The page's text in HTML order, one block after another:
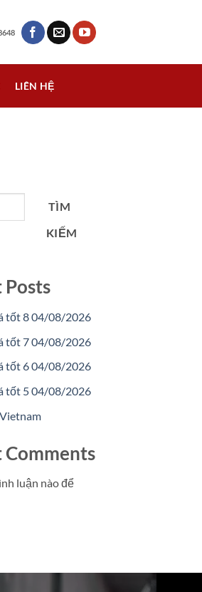
LIÊN HỆ
TÌM
KIẾM
Posts
tốt 8 04/08/2026
tốt 7 04/08/2026
tốt 6 04/08/2026
tốt 5 04/08/2026
Comments
luận nào để